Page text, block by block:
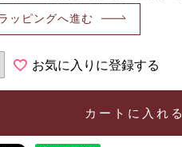
ッピングへ進む
お気に入りに登録する
カートに入れる